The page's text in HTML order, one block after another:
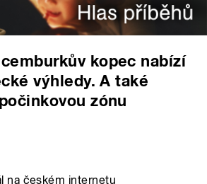
kopec nabízí
výhledy. A také
zónu
na českém internetu